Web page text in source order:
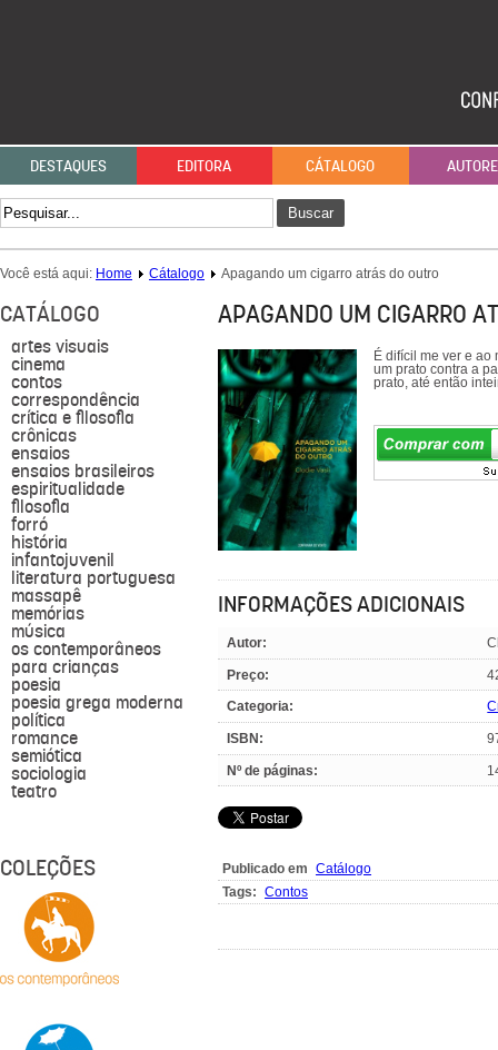
DESTAQUES EDITORA CÁTALOGO
Buscar
Você está aqui: Home Cátalogo Apagando um cigarro atrás do outro
CATÁLOGO
artes visuais
cinema
contos
correspondência
crítica e filosofia
crônicas
ensaios
ensaios brasileiros
espiritualidade
filosofia
forró
história
infantojuvenil
literatura portuguesa
massapê
memórias
música
os contemporâneos
para crianças
poesia
poesia grega moderna
política
romance
semiótica
sociologia
teatro
COLEÇÕES
APAGANDO UM CIGARRO
É difícil me ver e
um prato contra a
prato, até então
INFORMAÇÕES ADICIONAIS
Autor:
Preço:
Categoria:
ISBN:
Nº de páginas:
Publicado em Catálogo
Tags: Contos